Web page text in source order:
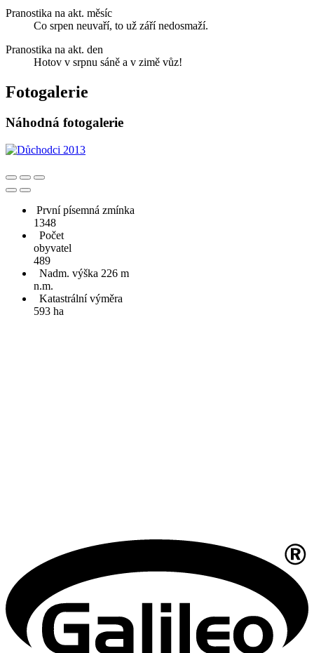
Pranostika na akt. měsíc
Co srpen neuvaří, to už září nedosmaží.
Pranostika na akt. den
Hotov v srpnu sáně a v zimě vůz!
Fotogalerie
Náhodná fotogalerie
První písemná zmínka
1348
Počet
obyvatel
489
Nadm. výška 226 m
n.m.
Katastrální výměra
593 ha